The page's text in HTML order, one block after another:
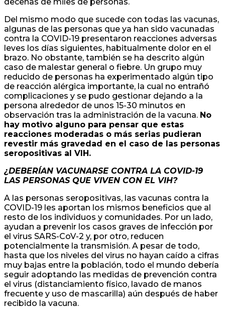
Del mismo modo que sucede con todas las vacunas,
algunas de las personas que ya han sido vacunadas
contra la COVID-19 presentaron reacciones adversas
leves los días siguientes, habitualmente dolor en el
brazo. No obstante, también se ha descrito algún
caso de malestar general o fiebre. Un grupo muy
reducido de personas ha experimentado algún tipo
de reacción alérgica importante, la cual no entrañó
complicaciones y se pudo gestionar dejando a la
persona alrededor de unos 15-30 minutos en
observación tras la administración de la vacuna. No
hay motivo alguno para pensar que estas
reacciones moderadas o más serias pudieran
revestir más gravedad en el caso de las personas
seropositivas al VIH.
¿DEBERÍAN VACUNARSE CONTRA LA COVID-19
LAS PERSONAS QUE VIVEN CON EL VIH?
A las personas seropositivas, las vacunas contra la
COVID-19 les aportan los mismos beneficios que al
resto de los individuos y comunidades. Por un lado,
ayudan a prevenir los casos graves de infección por
el virus SARS-CoV-2 y, por otro, reducen
potencialmente la transmisión. A pesar de todo,
hasta que los niveles del virus no hayan caído a cifras
muy bajas entre la población, todo el mundo debería
seguir adoptando las medidas de prevención contra
el virus (distanciamiento físico, lavado de manos
frecuente y uso de mascarilla) aún después de haber
recibido la vacuna.